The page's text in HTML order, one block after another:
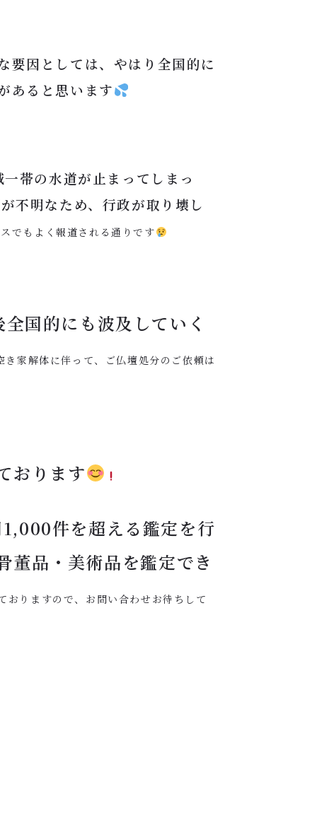
要因としては、やはり全国的に
あると思います
帯の水道が止まってしまっ
不明なため、行政が取り壊し
でもよく報道される通りです
全国的にも波及していく
家解体に伴って、ご仏壇処分のご依頼は
おります
件を超える鑑定を行
董品・美術品を鑑定でき
おりますので、お問い合わせお待ちして